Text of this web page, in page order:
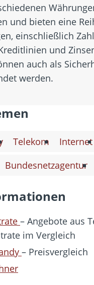
und bieten eine
einschließlich
und
auch als
werden.
Telekom Internet
Bundesnetzagentur
– Angebote aus
im Vergleich
– Preisvergleich